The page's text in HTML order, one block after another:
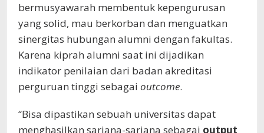
bermusyawarah membentuk kepengurusan
yang solid, mau berkorban dan menguatkan
sinergitas hubungan alumni dengan fakultas.
Karena kiprah alumni saat ini dijadikan
indikator penilaian dari badan akreditasi
perguruan tinggi sebagai outcome.
“Bisa dipastikan sebuah universitas dapat
menghasilkan sarjana-sarjana sebagai output